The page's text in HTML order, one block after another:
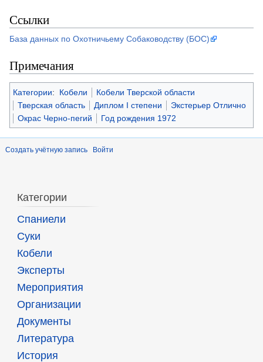
Ссылки
База данных по Охотничьему Собаководству (БОС)
Примечания
Категории: Кобели
Кобели Тверской области
Тверская область
Диплом I степени
Экстерьер Отлично
Окрас Черно-пегий
Год рождения 1972
Создать учётную запись Войти
Категории
Спаниели
Суки
Кобели
Эксперты
Мероприятия
Организации
Документы
Литература
История